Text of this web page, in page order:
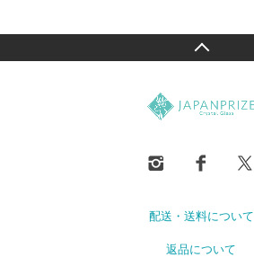
配送・送料について
返品について